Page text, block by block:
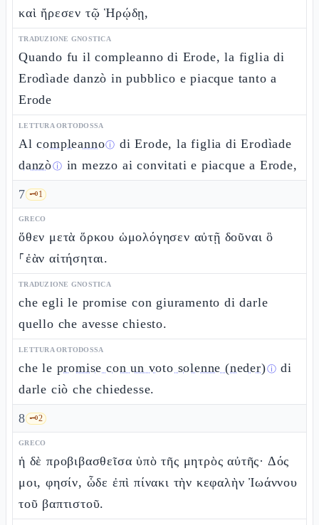
καὶ ἤρεσεν τῷ Ἡρῴδῃ,
TRADUZIONE GNOSTICA
Quando fu il compleanno di Erode, la figlia di
Erodìade danzò in pubblico e piacque tanto a
Erode
LETTURA ORTODOSSA
Alcompleannoⓘ di Erode, la figlia di Erodìade
danzòⓘ in mezzo ai convitati e piacque a Erode,
7 🗝️1
GRECO
ὅθεν μετὰ ὅρκου ὡμολόγησεν αὐτῇ δοῦναι ὃ
⸀ἐὰν αἰτήσηται.
TRADUZIONE GNOSTICA
che egli le promise con giuramento di darle
quello che avesse chiesto.
LETTURA ORTODOSSA
che le promise con un voto solenne (neder)ⓘ di
darle ciò che chiedesse.
8 🗝️2
GRECO
ἡ δὲ προβιβασθεῖσα ὑπὸ τῆς μητρὸς αὐτῆς· Δός
μοι, φησίν, ὧδε ἐπὶ πίνακι τὴν κεφαλὴν Ἰωάννου
τοῦ βαπτιστοῦ.